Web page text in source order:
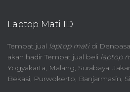
Laptop Mati ID
Tempat jual laptop matidi
akan hadir Tempat jual beli laptop
Yogyakarta, Malang, Surabaya,
Bekasi, Purwokerto, Banjarmasin,